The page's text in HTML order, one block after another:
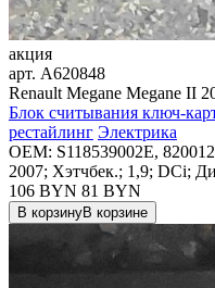
акция
арт. A620848
Renault Megane Megane II
Блок считывания ключ-
рестайлинг Электрика
OEM: S118539002E,
2007; Хэтчбек.; 1,9; DCi;
106 BYN 81 BYN
В корзинуВ корзине